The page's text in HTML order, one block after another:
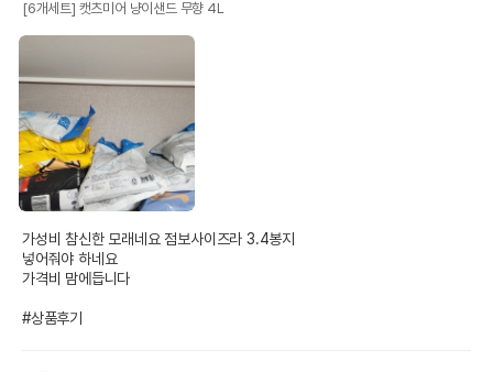
[6개세트] 캣츠미어 냥이샌드 무향 4L
가성비 참신한 모래네요 점보사이즈라 3.4봉지
넣어줘야 하네요
가격비 맘에듭니다
#상품후기